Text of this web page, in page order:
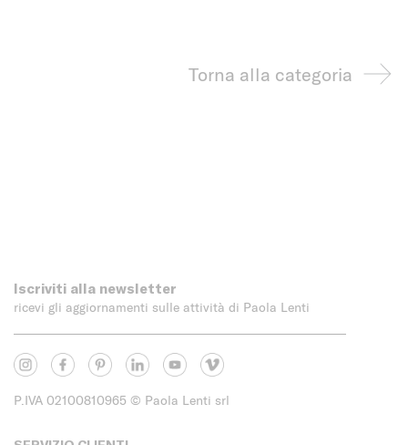
Torna alla categoria
Iscriviti alla newsletter
ricevi gli aggiornamenti sulle attività di Paola Lenti
P.IVA 02100810965 © Paola Lenti srl